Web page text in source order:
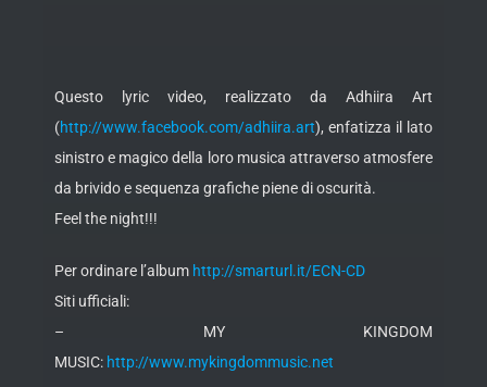
Questo lyric video, realizzato da Adhiira Art
(http://www.facebook.com/adhiira.art), enfatizza il lato
sinistro e magico della loro musica attraverso atmosfere
da brivido e sequenza grafiche piene di oscurità.
Feel the night!!!
Per ordinare l’album http://smarturl.it/ECN-CD
Siti ufficiali:
– MY KINGDOM
MUSIC: http://www.mykingdommusic.net